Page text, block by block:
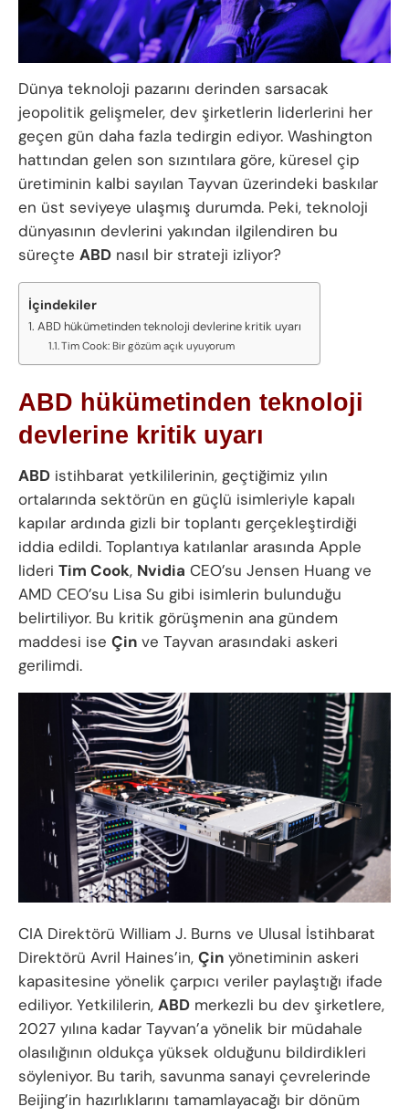
Dünya teknoloji pazarını derinden sarsacak
jeopolitik gelişmeler, dev şirketlerin liderlerini her
geçen gün daha fazla tedirgin ediyor. Washington
hattından gelen son sızıntılara göre, küresel çip
üretiminin kalbi sayılan Tayvan üzerindeki baskılar
en üst seviyeye ulaşmış durumda. Peki, teknoloji
dünyasının devlerini yakından ilgilendiren bu
süreçte ABD nasıl bir strateji izliyor?
İçindekiler
ABD hükümetinden teknoloji devlerine kritik uyarı
Tim Cook: Bir gözüm açık uyuyorum
ABD hükümetinden teknoloji
devlerine kritik uyarı
ABD istihbarat yetkililerinin, geçtiğimiz yılın
ortalarında sektörün en güçlü isimleriyle kapalı
kapılar ardında gizli bir toplantı gerçekleştirdiği
iddia edildi. Toplantıya katılanlar arasında Apple
lideri Tim Cook, Nvidia CEO’su Jensen Huang ve
AMD CEO’su Lisa Su gibi isimlerin bulunduğu
belirtiliyor. Bu kritik görüşmenin ana gündem
maddesi ise Çin ve Tayvan arasındaki askeri
gerilimdi.
CIA Direktörü William J. Burns ve Ulusal İstihbarat
Direktörü Avril Haines’in, Çin yönetiminin askeri
kapasitesine yönelik çarpıcı veriler paylaştığı ifade
ediliyor. Yetkililerin, ABD merkezli bu dev şirketlere,
2027 yılına kadar Tayvan’a yönelik bir müdahale
olasılığının oldukça yüksek olduğunu bildirdikleri
söyleniyor. Bu tarih, savunma sanayi çevrelerinde
Beijing’in hazırlıklarını tamamlayacağı bir dönüm